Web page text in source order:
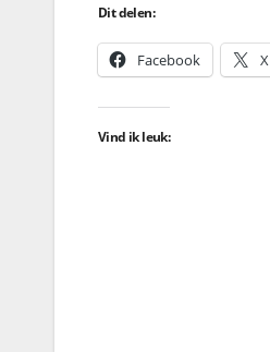
Dit delen:
Facebook X
Vind ik leuk: